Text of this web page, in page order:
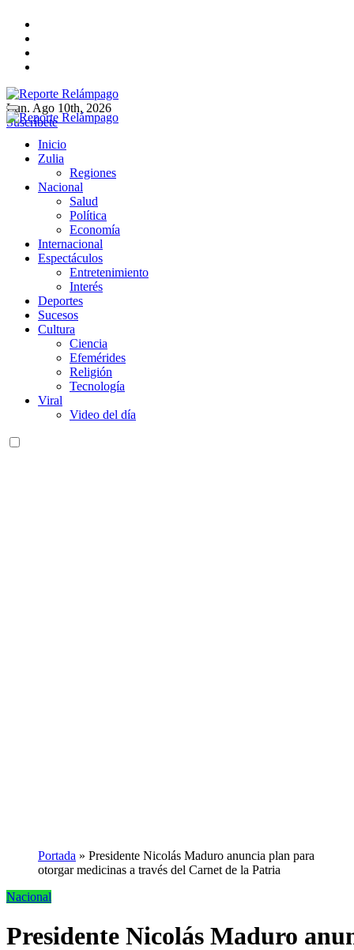
contenido
Reporte Relámpago
Claridad y rigor en cada noticia
Lun. Ago 10th, 2026
Suscríbete
Reporte Relámpago
Claridad y rigor en cada noticia
Inicio
Zulia
Regiones
Nacional
Salud
Política
Economía
Internacional
Espectáculos
Entretenimiento
Interés
Deportes
Sucesos
Cultura
Ciencia
Efemérides
Religión
Tecnología
Viral
Video del día
Portada » Presidente Nicolás Maduro anuncia plan para
otorgar medicinas a través del Carnet de la Patria
Nacional
Presidente Nicolás Maduro